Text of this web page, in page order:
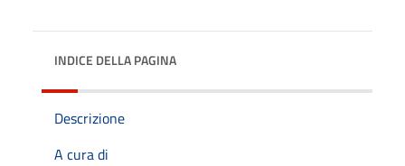
INDICE DELLA PAGINA
Descrizione
A cura di